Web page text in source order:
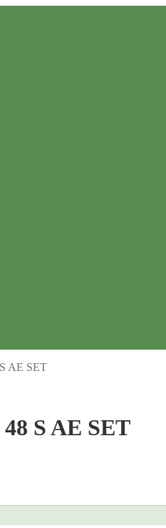
AE SET
S AE SET